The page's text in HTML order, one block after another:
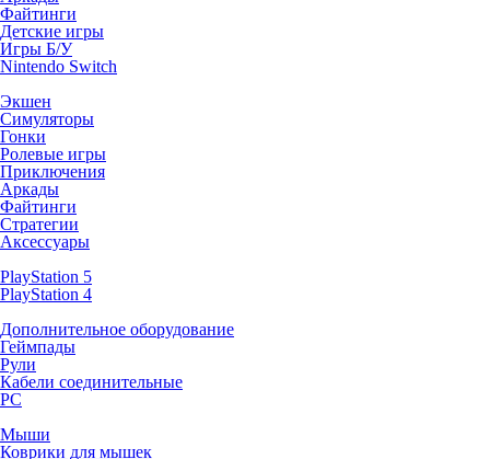
Файтинги
Детские игры
Игры Б/У
Nintendo Switch
Экшен
Симуляторы
Гонки
Ролевые игры
Приключения
Аркады
Файтинги
Стратегии
Аксессуары
PlayStation 5
PlayStation 4
Дополнительное оборудование
Геймпады
Рули
Кабели соединительные
PC
Мыши
Коврики для мышек